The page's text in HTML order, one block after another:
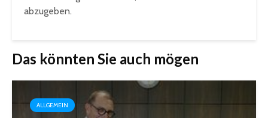
abzugeben.
Das könnten Sie auch mögen
ALLGEMEIN